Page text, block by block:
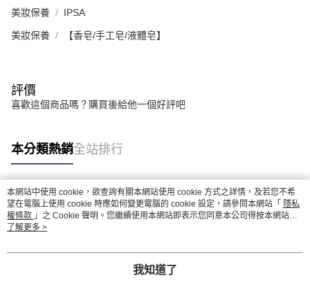
美妝保養 IPSA
美妝保養 【香皂/手工皂/液體皂】
評價
喜歡這個商品嗎？購買後給他一個好評吧
本分類熱銷全站排行
熱門標籤
本網站中使用 cookie，欲查詢有關本網站使用 cookie 方式之詳情，及若您不希
望在電腦上使用 cookie 時應如何變更電腦的 cookie 設定，請參閱本網站「 隱私
權條款 」之 Cookie 聲明。您繼續使用本網站即表示您同意本公司得按本網站使
用條款之 Cookie 聲明使用 cookie。
了解更多 >
我知道了